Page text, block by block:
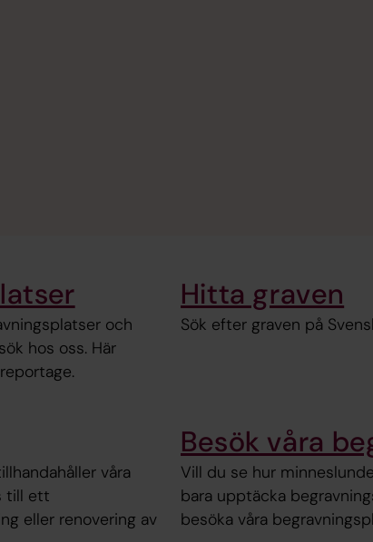
och
hos oss. Här
Hitta graven
Sök efter graven på
våra
till ett
eller renovering av
Besök våra
Vill du se hur
bara upptäcka
besöka våra